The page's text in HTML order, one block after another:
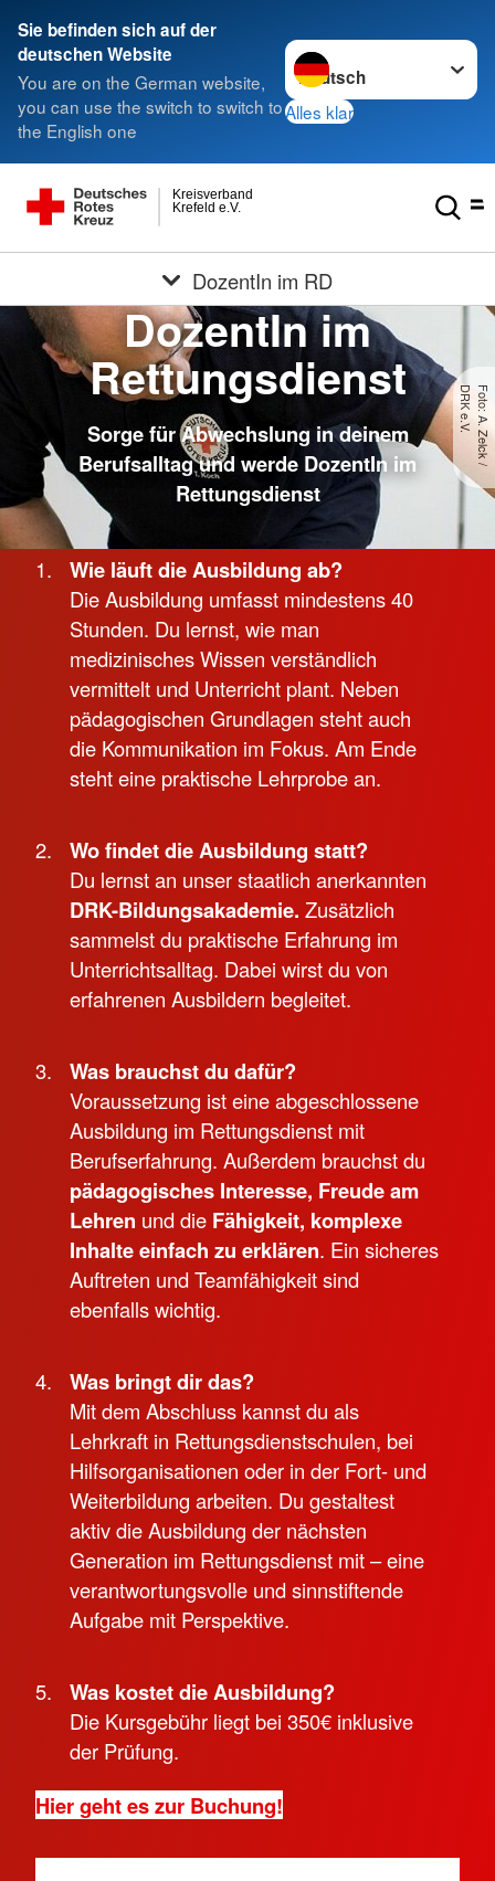
Sie befinden sich auf der
deutschen Website
You are on the German website,
you can use the switch to switch to
the English one
Sprache wechseln zu
Alles klar
Krefeld e.V.
Kreisverband
DozentIn im RD
F
o
t
o
:
A
.
Z
e
lc
k
/
D
R
K
e
.
V
.
DozentIn im
Rettungsdienst
Sorge für Abwechslung in deinem
Berufsalltag und werde DozentIn im
Rettungsdienst
Wie läuft die Ausbildung ab?
Die Ausbildung umfasst mindestens 40
Stunden. Du lernst, wie man
medizinisches Wissen verständlich
vermittelt und Unterricht plant. Neben
pädagogischen Grundlagen steht auch
die Kommunikation im Fokus. Am Ende
steht eine praktische Lehrprobe an.
Wo findet die Ausbildung statt?
Du lernst an unser staatlich anerkannten
DRK-Bildungsakademie. Zusätzlich
sammelst du praktische Erfahrung im
Unterrichtsalltag. Dabei wirst du von
erfahrenen Ausbildern begleitet.
Was brauchst du dafür?
Voraussetzung ist eine abgeschlossene
Ausbildung im Rettungsdienst mit
Berufserfahrung. Außerdem brauchst du
pädagogisches Interesse, Freude am
Lehren und die Fähigkeit, komplexe
Inhalte einfach zu erklären. Ein sicheres
Auftreten und Teamfähigkeit sind
ebenfalls wichtig.
Was bringt dir das?
Mit dem Abschluss kannst du als
Lehrkraft in Rettungsdienstschulen, bei
Hilfsorganisationen oder in der Fort- und
Weiterbildung arbeiten. Du gestaltest
aktiv die Ausbildung der nächsten
Generation im Rettungsdienst mit – eine
verantwortungsvolle und sinnstiftende
Aufgabe mit Perspektive.
Was kostet die Ausbildung?
Die Kursgebühr liegt bei 350€ inklusive
der Prüfung.
Hier geht es zur Buchung!